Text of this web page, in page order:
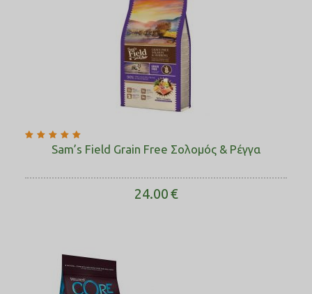
Sam’s Field Grain Free Σολομός & Ρέγγα
24.00€